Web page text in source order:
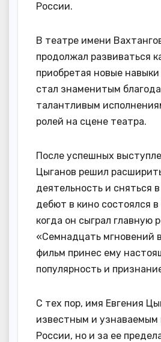
России.
В театре имени
продолжал развиваться
приобретая новые
стал знаменитым
талантливым
ролей на сцене театра.
После успешных
Цыганов решил
деятельность и сняться
дебют в кино состоялся в
когда он сыграл главную
«Семнадцать мгновений
фильм принес ему
популярность и
С тех пор, имя Евгения
известным и узнаваемым
России, но и за ее